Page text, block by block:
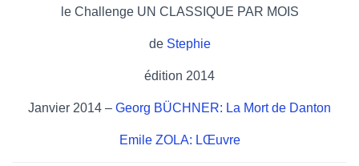
le Challenge UN CLASSIQUE PAR MOIS
de Stephie
édition 2014
Janvier 2014 – Georg BÜCHNER: La Mort de Danton
Emile ZOLA: LŒuvre